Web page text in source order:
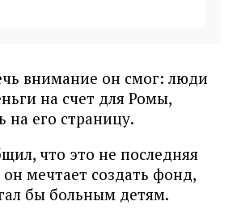
внимание он смог: люди
на счет для Ромы,
на его страницу.
что это не последняя
мечтает создать фонд,
бы больным детям.